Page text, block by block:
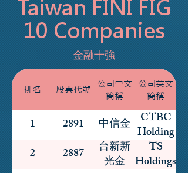
Taiwan FINI FIG
10 Companies
金融十強
排名 股票代號
公司中文
簡稱
公司英文
簡稱
1 2891 中信金 CTBC
Holding
2
2887 台新新
光金
TS
Holdings